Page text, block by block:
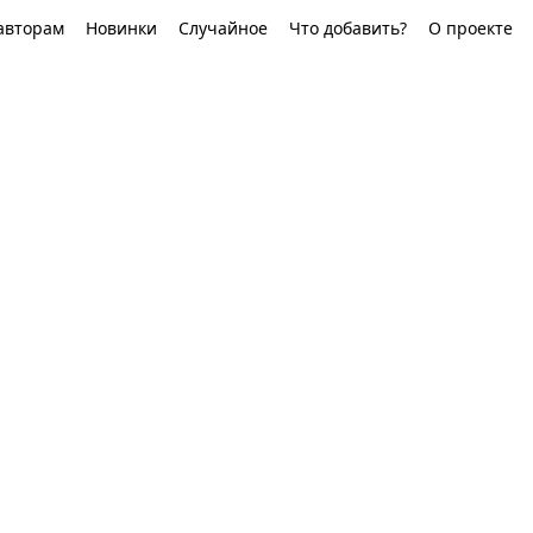
Новинки Случайное Что добавить? О проекте